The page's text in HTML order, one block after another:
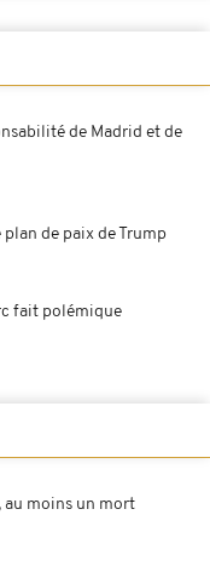
de Madrid et de
de paix de Trump
fait polémique
au moins un mort